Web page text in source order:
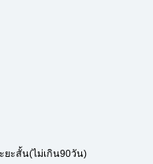
ยะสั้น(ไม่เกิน90วัน)